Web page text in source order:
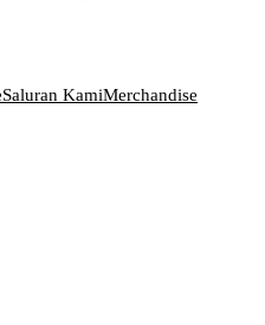
Saluran KamiMerchandise